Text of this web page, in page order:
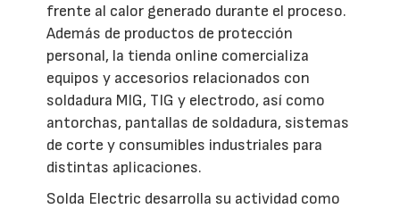
frente al calor generado durante el proceso.
Además de productos de protección
personal, la tienda online comercializa
equipos y accesorios relacionados con
soldadura MIG, TIG y electrodo, así como
antorchas, pantallas de soldadura, sistemas
de corte y consumibles industriales para
distintas aplicaciones.
Solda Electric desarrolla su actividad como